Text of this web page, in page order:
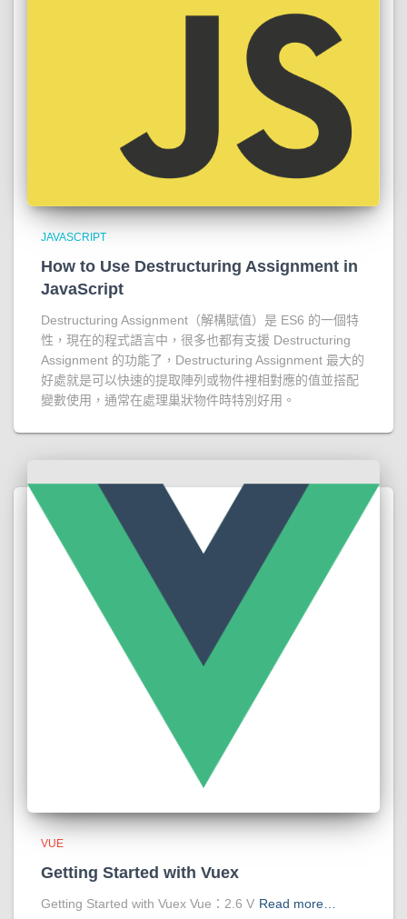
JAVASCRIPT
How to Use Destructuring Assignment in
JavaScript
Destructuring Assignment（解構賦值）是 ES6 的一個特
性，現在的程式語言中，很多也都有支援 Destructuring
Assignment 的功能了，Destructuring Assignment 最大的
好處就是可以快速的提取陣列或物件裡相對應的值並搭配
變數使用，通常在處理巢狀物件時特別好用。
VUE
Getting Started with Vuex
Getting Started with Vuex Vue：2.6 V Read more…